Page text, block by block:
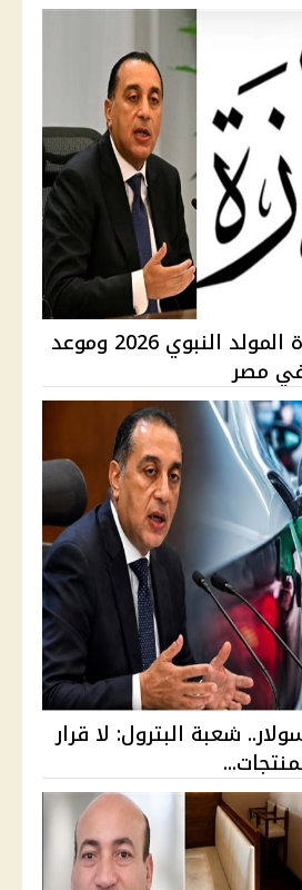
موقف ترحيل إجازة المولد النبوي 2026 وموعد
مصر
شعبة البترول: لا قرار